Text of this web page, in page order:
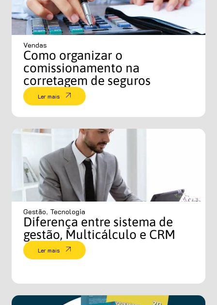
Vendas
Como organizar o
comissionamento na
corretagem de seguros
Ler mais
Gestão, Tecnologia
Diferença entre sistema de
gestão, Multicálculo e CRM
Ler mais